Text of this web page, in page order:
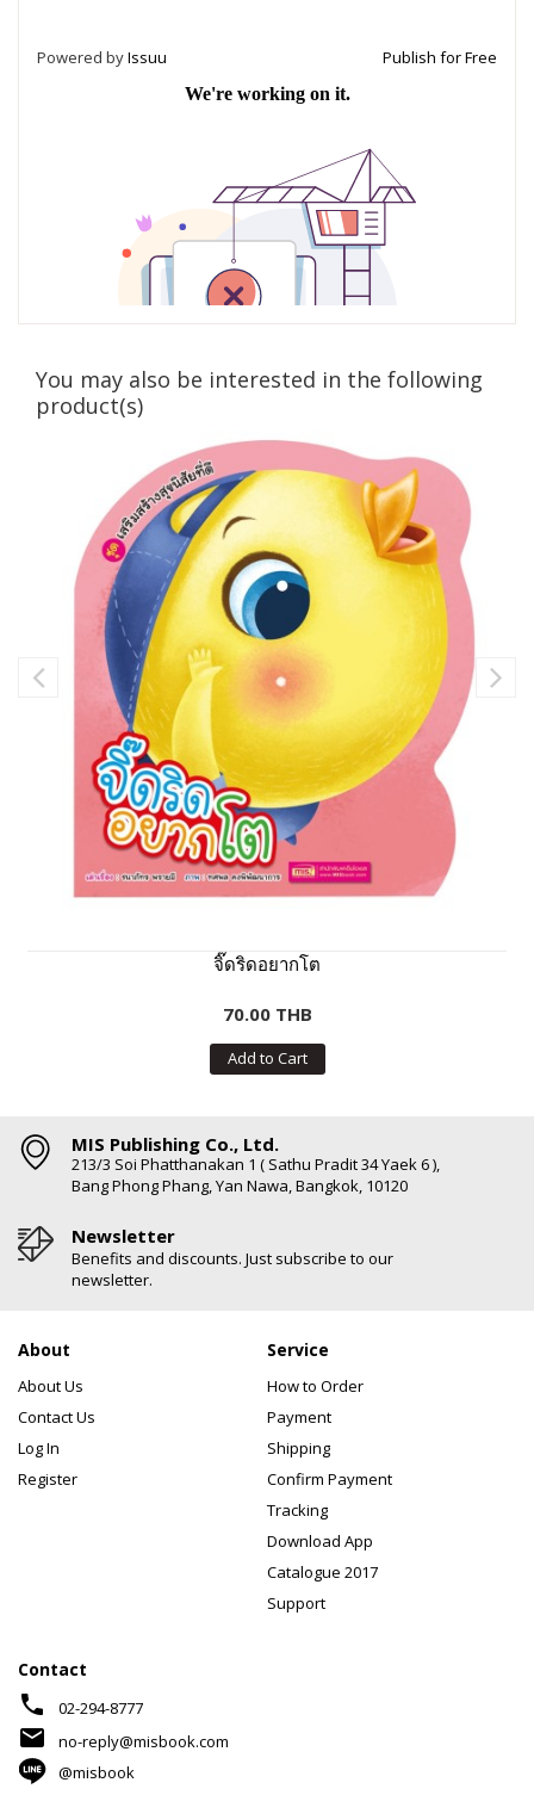
Powered byIssuu Publish for Free
You may also be interested in the following
product(s)
จิ๊ดริดอยากโต
70.00 THB
Add to Cart
MIS Publishing Co., Ltd.
213/3 Soi Phatthanakan 1 ( Sathu Pradit 34 Yaek 6 ),
Bang Phong Phang, Yan Nawa, Bangkok, 10120
Newsletter
Benefits and discounts. Just subscribe to our
newsletter.
About
About Us
Contact Us
Log In
Register
Service
How to Order
Payment
Shipping
Confirm Payment
Tracking
Download App
Catalogue 2017
Support
Contact
phone 02-294-8777
mail
no-reply@misbook.com
@misbook